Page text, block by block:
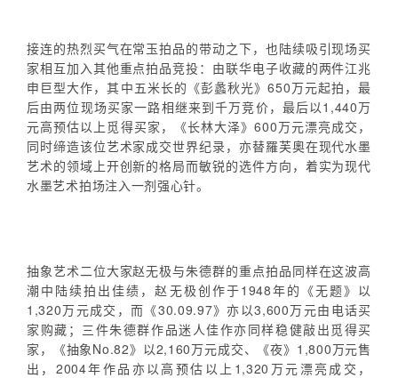
接连的热烈买气在常玉拍品的带动之下，也陆续吸引现场买
家相互加入其他重点拍品竞投：由联华电子收藏的两件江兆
申巨型大作，其中五米长的《彭蠡秋光》650万元起拍，最
后由两位现场买家一路相继来到千万竞价，最后以1,440万
元高预估以上觅得买家，《长林大泽》600万元漂亮成交，
同时缔造该位艺术家成交世界纪录，亦替羅芙奧在现代水墨
艺术的领域上开创新的格局而敏锐的选件方向，着实为现代
水墨艺术拍场注入一剂强心针。
抽象艺术二位大家赵无极与朱德群的重点拍品同样在这波高
潮中陆续拍出佳绩，赵无极创作于1948年的《无题》以
1,320万元成交，而《30.09.97》亦以3,600万元由电话买
家购藏；三件朱德群作品迷人佳作亦同样稳健敲出觅得买
家，《抽象No.82》以2,160万元成交、《夜》1,800万元售
出，2004年作品亦以高预估以上1,320万元漂亮成交，